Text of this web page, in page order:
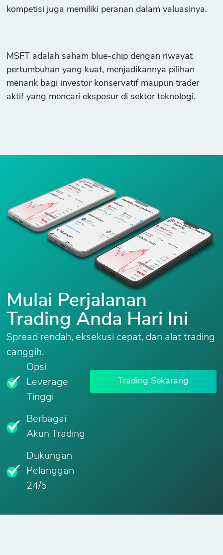
kompetisi juga memiliki peranan dalam valuasinya.
MSFT adalah saham blue-chip dengan riwayat
pertumbuhan yang kuat, menjadikannya pilihan
menarik bagi investor konservatif maupun trader
aktif yang mencari eksposur di sektor teknologi.
Mulai Perjalanan
Trading Anda Hari Ini
Spread rendah, eksekusi cepat, dan alat trading
canggih.
Opsi
Leverage
Tinggi
Berbagai
Akun Trading
Dukungan
Pelanggan
24/5
Trading Sekarang